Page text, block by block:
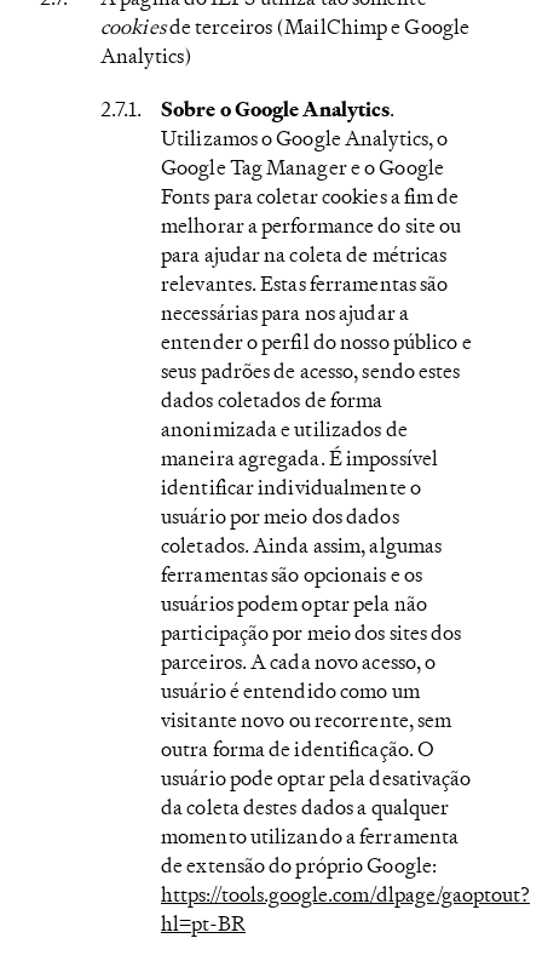
cookiesde terceiros (MailChimp e Google
Analytics)
Sobre o Google Analytics.
Utilizamos o Google Analytics, o
Google Tag Manager e o Google
Fonts para coletar cookies a fim de
melhorar a performance do site ou
para ajudar na coleta de métricas
relevantes. Estas ferramentas são
necessárias para nos ajudar a
entender o perfil do nosso público e
seus padrões de acesso, sendo estes
dados coletados de forma
anonimizada e utilizados de
maneira agregada. É impossível
identificar individualmente o
usuário por meio dos dados
coletados. Ainda assim, algumas
ferramentas são opcionais e os
usuários podem optar pela não
participação por meio dos sites dos
parceiros. A cada novo acesso, o
usuário é entendido como um
visitante novo ou recorrente, sem
outra forma de identificação. O
usuário pode optar pela desativação
da coleta destes dados a qualquer
momento utilizando a ferramenta
de extensão do próprio Google:
https://tools.google.com/dlpage/gaoptout?
hl=pt-BR